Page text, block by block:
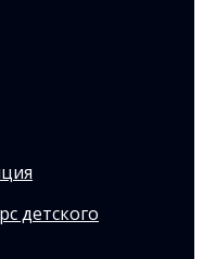
детского